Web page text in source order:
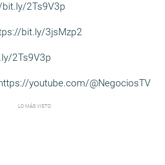
2Ts9V3p
bit.ly/3jsMzp2
2Ts9V3p
youtube.com/@NegociosTV